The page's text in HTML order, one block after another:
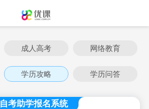
成人高考 网络教育
学历攻略 学历问答
自考助学报名系统